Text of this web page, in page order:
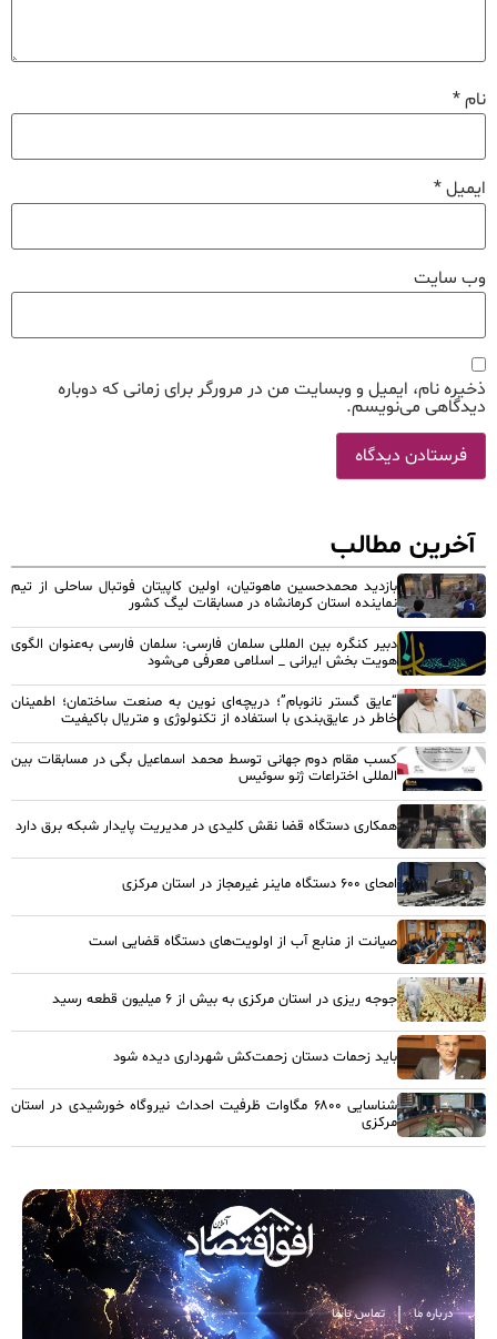
نام*
ایمیل*
وب‌ سایت
ذخیره نام، ایمیل و وبسایت من در مرورگر برای زمانی که دوباره
دیدگاهی می‌نویسم.
آخرین مطالب
بازدید محمدحسین ماهوتیان، اولین کاپیتان فوتبال ساحلی از تیم
نماینده استان کرمانشاه در مسابقات لیگ کشور
دبیر کنگره بین المللی سلمان فارسی: سلمان فارسی به‌عنوان الگوی
هویت بخش ایرانی _ اسلامی معرفی می‌شود
“عایق گستر نانوبام”؛ دریچه‌ای نوین به صنعت ساختمان؛ اطمینان
خاطر در عایق‌بندی با استفاده از تکنولوژی و متریال باکیفیت
کسب مقام دوم جهانی توسط محمد اسماعیل بگی در مسابقات بین
المللی اختراعات ژنو سوئیس
همکاری دستگاه قضا نقش کلیدی در مدیریت پایدار شبکه برق دارد
امحای ۶۰۰ دستگاه ماینر غیرمجاز در استان مرکزی
صیانت از منابع آب از اولویت‌های دستگاه قضایی است
جوجه ریزی در استان مرکزی به بیش از ۶ میلیون قطعه رسید
باید زحمات دستان زحمت‌کش شهرداری دیده شود
شناسایی ۶۸۰۰ مگاوات ظرفیت احداث نیروگاه خورشیدی در استان
مرکزی
درباره ما تماس با ما